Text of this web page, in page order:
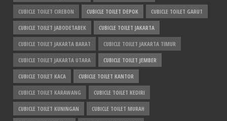
CUBICLE TOILET CIREBON CUBICLE TOILET DEPOK CUBICLE TOILET GARUT
CUBICLE TOILET JABODETABEK CUBICLE TOILET JAKARTA
CUBICLE TOILET JAKARTA BARAT CUBICLE TOILET JAKARTA TIMUR
CUBICLE TOILET JAKARTA UTARA CUBICLE TOILET JEMBER
CUBICLE TOILET KACA CUBICLE TOILET KANTOR
CUBICLE TOILET KARAWANG CUBICLE TOILET KEDIRI
CUBICLE TOILET KUNINGAN CUBICLE TOILET MURAH